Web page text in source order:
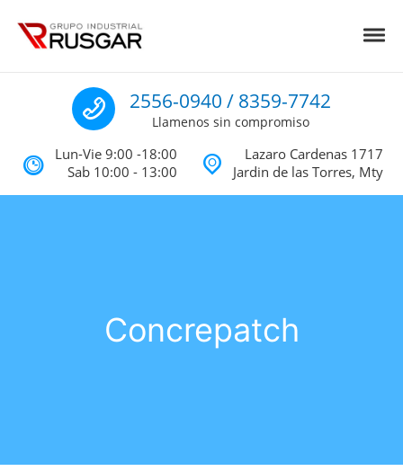
Impermeabilizantes y Aislantes
Llamenos
2556-0940 / 8359-7742
Llamenos sin compromiso
Lun-Vie 9:00 -18:00
Sab 10:00 - 13:00
Lazaro Cardenas 1717
Jardin de las Torres, Mty
Concrepatch